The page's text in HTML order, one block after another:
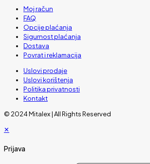
Moj račun
FAQ
Opcije plaćanja
Sigurnost plaćanja
Dostava
Povrat i reklamacija
Uslovi prodaje
Uslovi korištenja
Politika privatnosti
Kontakt
© 2024 Mitalex | All Rights Reserved
✕
Prijava